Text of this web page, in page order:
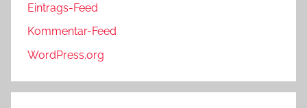
Eintrags-Feed
Kommentar-Feed
WordPress.org